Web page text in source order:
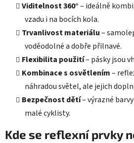
Viditelnost 360°– ideálně
vzadu i na bocích kola.
Trvanlivost materiálu–
voděodolné a dobře přilnavé.
Flexibilita použití– pásky jsou
Kombinace s osvětlením–
náhradou světel, ale jejich
Bezpečnost dětí– výrazné
malé cyklisty.
Kde se reflexní prvky